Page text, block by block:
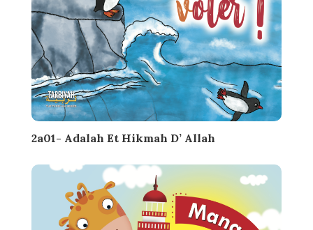
2a01- Adalah Et Hikmah D’ Allah